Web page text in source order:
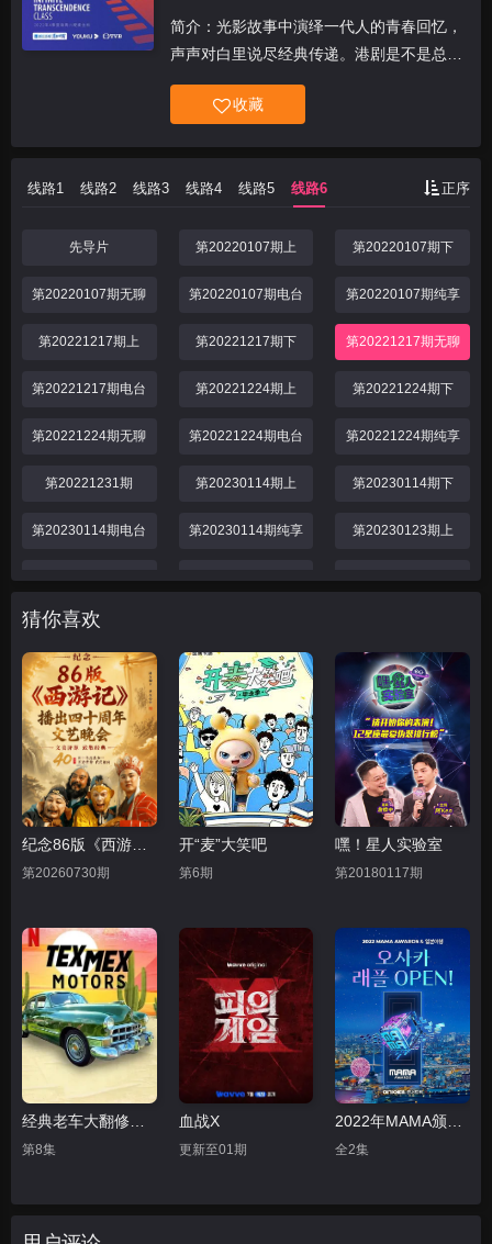
琼
何与 郭俊辰 周柯宇
简介：光影故事中演绎一代人的青春回忆，
声声对白里说尽经典传递。港剧是不是总能
轻易勾起你的回忆杀？《无限超越班》将演
绎重温经典港剧。
收藏
线路1 线路2 线路3 线路4 线路5 线路6 正序
先导片 第20220107期上 第20220107期下
第20220107期无聊 第20220107期电台 第20220107期纯享
第20221217期上 第20221217期下 第20221217期无聊
第20221217期电台 第20221224期上 第20221224期下
第20221224期无聊 第20221224期电台 第20221224期纯享
第20221231期 第20230114期上 第20230114期下
第20230114期电台 第20230114期纯享 第20230123期上
第20230123期下 第20230123期电台 第20230124期无聊
第20230128期上
第20230204期下 第20230211期上 第20230211期下
第20230212期 第20230218期上 第20230218期下
第20230219期 第20230225期上 第20230225期下
第20230304期上 第20230304期下 第20230311期上
猜你喜欢
纪念86版《西游记》播出四十周年文艺晚会
第20260730期
开“麦”大笑吧
第6期
嘿！星人实验室
第20180117期
第8集
血战X
更新至01期 全2集